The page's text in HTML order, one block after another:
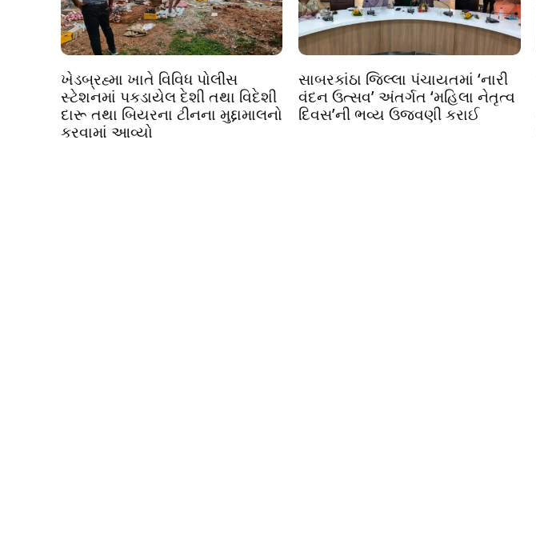
ખેડબ્રહ્મા ખાતે વિવિધ પોલીસ
સ્ટેશનમાં પકડાયેલ દેશી તથા વિદેશી
દારૂ તથા બિયરના ટીનના મુદ્દામાલનો
કરવામાં આવ્યો
સાબરકાંઠા જિલ્લા પંચાયતમાં ‘નારી
વંદન ઉત્સવ’ અંતર્ગત ‘મહિલા નેતૃત્વ
દિવસ’ની ભવ્ય ઉજવણી કરાઈ